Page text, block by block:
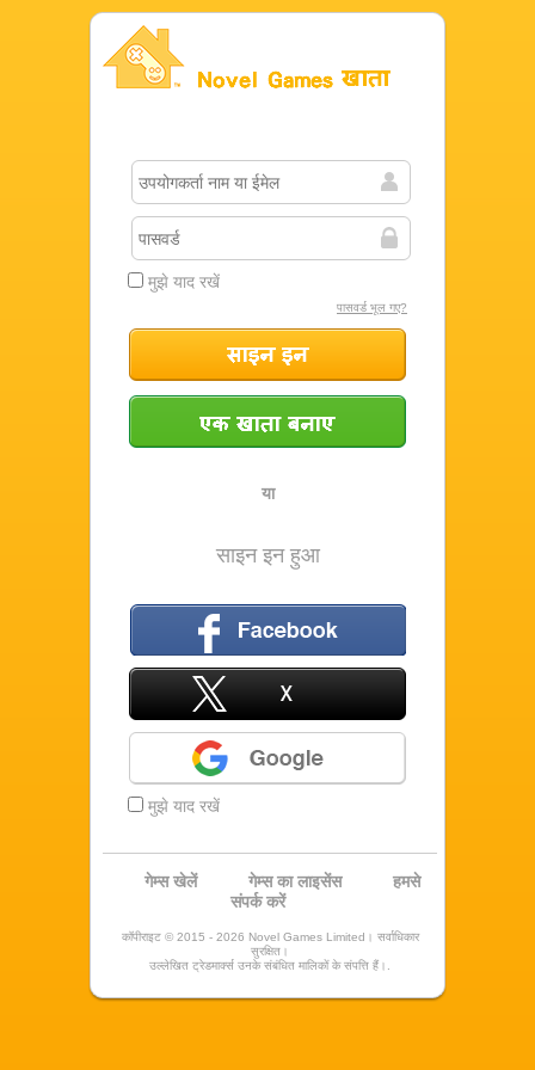
मुझे याद रखें
पासवर्ड भूल गए?
या
साइन इन हुआ
फ़ेसबुक
X
Google
मुझे याद रखें
गेम्स खेलें गेम्स का लाइसेंस
हमसे
संपर्क करें
कॉपीराइट © 2015 - 2026 Novel Games Limited। सर्वाधिकार
सुरक्षित।
उल्लेखित ट्रेडमार्क्स उनके संबंधित मालिकों के संपत्ति हैं।.